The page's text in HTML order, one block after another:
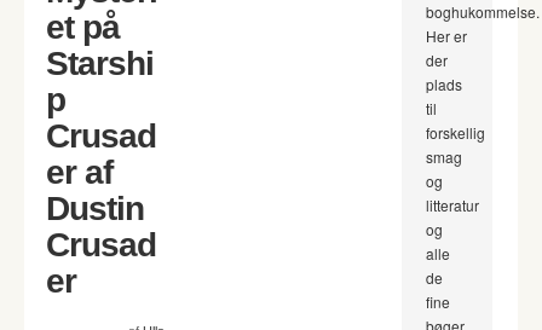
et på
Starshi
p
Crusad
er af
Dustin
Crusad
er
boghukommelse.
Her er
der
plads
til
forskellig
smag
og
litteratur
og
alle
de
fine
bøger